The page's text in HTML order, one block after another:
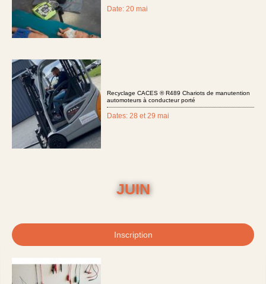
Date: 20 mai
Recyclage CACES ® R489 Chariots de manutention
automoteurs à conducteur porté
Dates: 28 et 29 mai
JUIN
Inscription